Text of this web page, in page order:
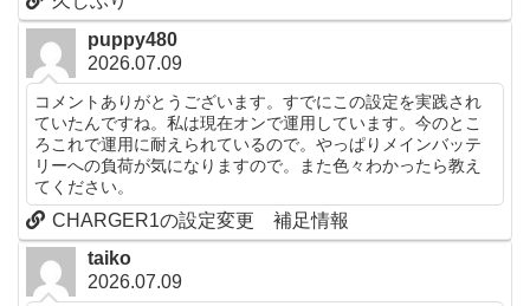
puppy480
2026.07.09
コメントありがとうございます。すでにこの設定を実践され
ていたんですね。私は現在オンで運用しています。今のとこ
ろこれで運用に耐えられているので。やっぱりメインバッテ
リーへの負荷が気になりますので。また色々わかったら教え
てください。
CHARGER1の設定変更 補足情報
taiko
2026.07.09